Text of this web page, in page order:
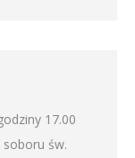
17.00
św.